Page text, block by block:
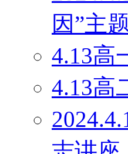
因”主
4.13高
4.13高